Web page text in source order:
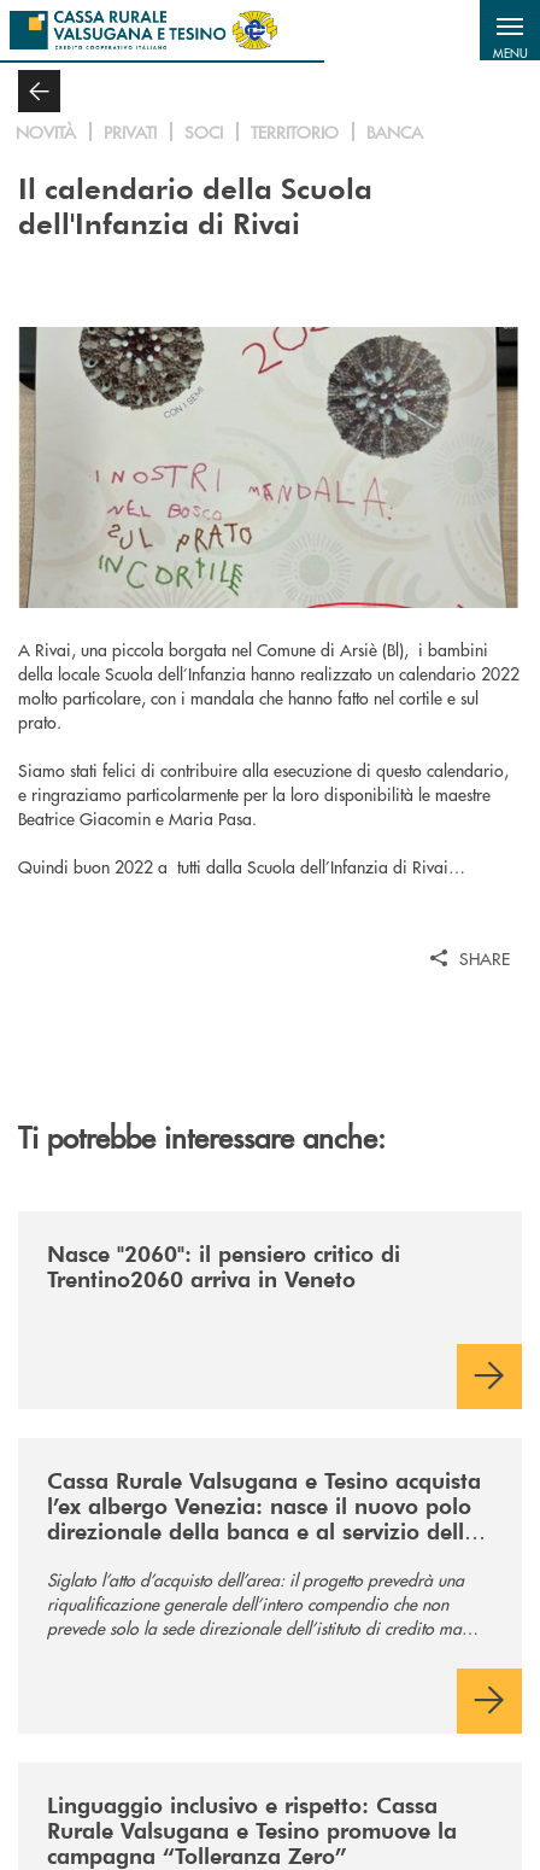
Salta al contenuto principale
MENU
NOVITÀ PRIVATI SOCI TERRITORIO BANCA
Il calendario della Scuola
dell'Infanzia di Rivai
A Rivai, una piccola borgata nel Comune di Arsiè (Bl), i bambini
della locale Scuola dell’Infanzia hanno realizzato un calendario 2022
molto particolare, con i mandala che hanno fatto nel cortile e sul
prato.
Siamo stati felici di contribuire alla esecuzione di questo calendario,
e ringraziamo particolarmente per la loro disponibilità le maestre
Beatrice Giacomin e Maria Pasa.
Quindi buon 2022 a tutti dalla Scuola dell’Infanzia di Rivai…
SHARE
Ti potrebbe interessare anche:
Nasce "2060": il pensiero critico di
Trentino2060 arriva in Veneto
Cassa Rurale Valsugana e Tesino acquista
l’ex albergo Venezia: nasce il nuovo polo
direzionale della banca e al servizio della
Siglato l’atto d’acquisto dell’area: il progetto prevedrà una
riqualificazione generale dell’intero compendio che non
prevede solo la sede direzionale dell’istituto di credito ma
Linguaggio inclusivo e rispetto: Cassa
Rurale Valsugana e Tesino promuove la
campagna “Tolleranza Zero”